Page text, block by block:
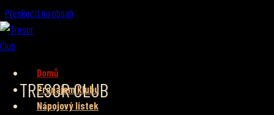
Přeskočit na obsah
Domů
Pronájem klubu
Nápojový lístek
TRESOR CLUB